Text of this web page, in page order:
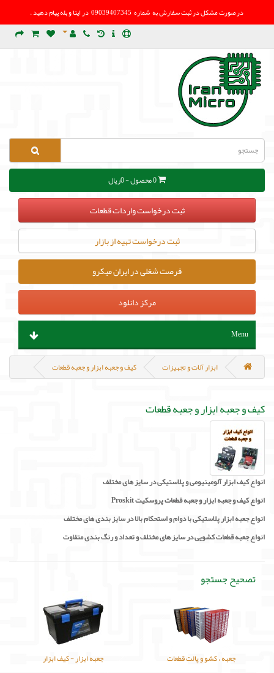
در صورت مشکل درثبت سفارش به شماره 09039407345 در ایتا و بله پیام دهید .
0 محصول - 0ریال
ثبت درخواست واردات قطعات
ثبت درخواست تهیه از بازار
فرصت شغلی در ایران میکرو
مرکز دانلود
Menu
ابزار آلات و تجهیزات
سنسور و ماژول
پروگرامر ، هدربورد و مینی کامپیوتر
منابع تغذیه و باتری
مکانیک و روباتیک
لوازم صوتی حرفه ای
مالتی مدیا
ابزار آلات و تجهیزات کیف و جعبه ابزار و جعبه قطعات
کیف و جعبه ابزار و جعبه قطعات
انواع کیف ابزار آلومینیومی و پلاستیکی در سایز های مختلف
انواع کیف و جعبه ابزار و جعبه قطعات پروسکیت Proskit
انواع جعبه ابزار پلاستیکی با دوام و استحکام بالا در سایز بندی های مختلف
انواع جعبه قطعات کشویی در سایز های مختلف و تعداد و رنگ بندی متفاوت
تصحیح جستجو
جعبه ، کشو و پالت قطعات جعبه ابزار - کیف ابزار